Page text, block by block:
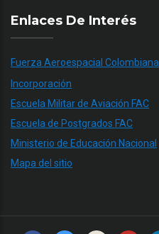
Enlaces De Interés
Fuerza Aeroespacial Colombiana
Incorporación
Escuela Militar de Aviación FAC
Escuela de Postgrados FAC
Ministerio de Educación Nacional
Mapa del sitio